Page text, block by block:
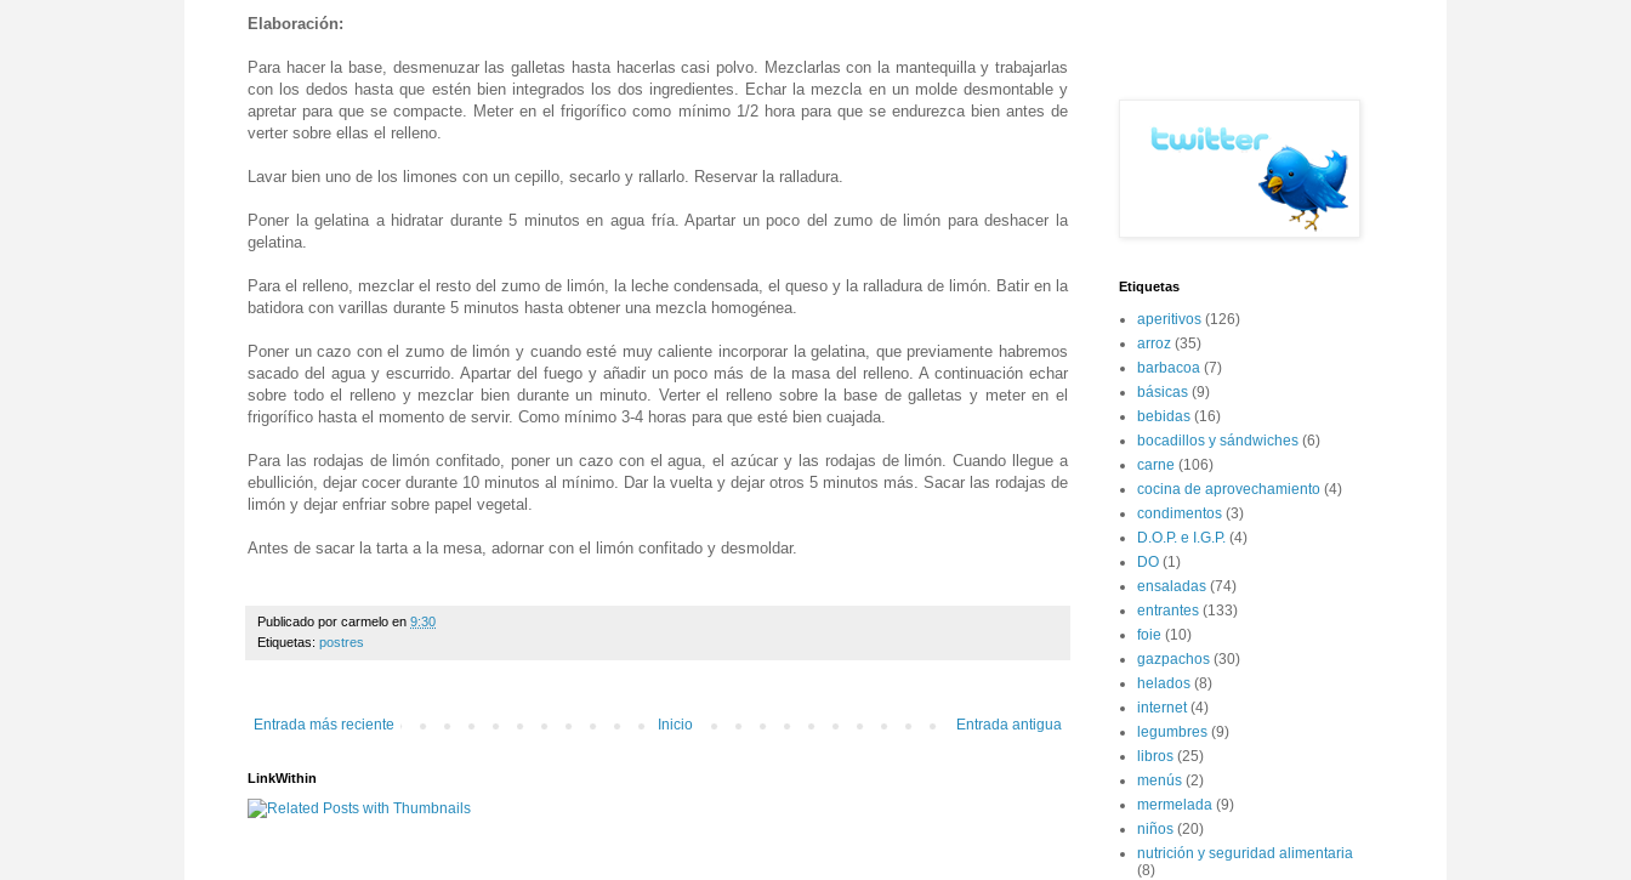
Elaboración:
Para hacer la base, desmenuzar las galletas hasta hacerlas casi polvo. Mezclarlas con la mantequilla y trabajarlas
con los dedos hasta que estén bien integrados los dos ingredientes. Echar la mezcla en un molde desmontable y
apretar para que se compacte. Meter en el frigorífico como mínimo 1/2 hora para que se endurezca bien antes de
verter sobre ellas el relleno.
Lavar bien uno de los limones con un cepillo, secarlo y rallarlo. Reservar la ralladura.
Poner la gelatina a hidratar durante 5 minutos en agua fría. Apartar un poco del zumo de limón para deshacer la
gelatina.
Para el relleno, mezclar el resto del zumo de limón, la leche condensada, el queso y la ralladura de limón. Batir en la
batidora con varillas durante 5 minutos hasta obtener una mezcla homogénea.
Poner un cazo con el zumo de limón y cuando esté muy caliente incorporar la gelatina, que previamente habremos
sacado del agua y escurrido. Apartar del fuego y añadir un poco más de la masa del relleno. A continuación echar
sobre todo el relleno y mezclar bien durante un minuto. Verter el relleno sobre la base de galletas y meter en el
frigorífico hasta el momento de servir. Como mínimo 3-4 horas para que esté bien cuajada.
Para las rodajas de limón confitado, poner un cazo con el agua, el azúcar y las rodajas de limón. Cuando llegue a
ebullición, dejar cocer durante 10 minutos al mínimo. Dar la vuelta y dejar otros 5 minutos más. Sacar las rodajas de
limón y dejar enfriar sobre papel vegetal.
Antes de sacar la tarta a la mesa, adornar con el limón confitado y desmoldar.
Publicado por carmelo en 9:30
Etiquetas: postres
Entrada más reciente Entrada antigua
Inicio
LinkWithin
Etiquetas
aperitivos (126)
arroz (35)
barbacoa (7)
básicas (9)
bebidas (16)
bocadillos y sándwiches (6)
carne (106)
cocina de aprovechamiento (4)
condimentos (3)
D.O.P. e I.G.P. (4)
DO (1)
ensaladas (74)
entrantes (133)
foie (10)
gazpachos (30)
helados (8)
internet (4)
legumbres (9)
libros (25)
menús (2)
mermelada (9)
niños (20)
nutrición y seguridad alimentaria
(8)